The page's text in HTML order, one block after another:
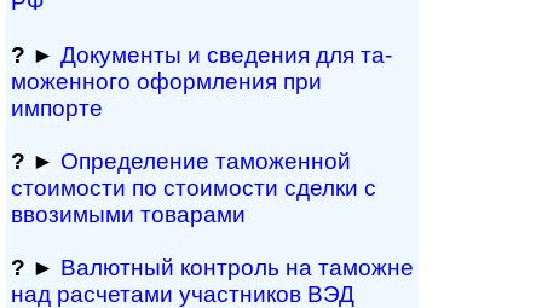
? ► Документы и све­де­ния для та­
мо­жен­но­го офор­м­ле­ния при
импорте
? ► Определение таможенной
стоимости по стоимости сделки с
ввозимыми товарами
? ► Валютный контроль на таможне
над рас­че­та­ми участников ВЭД